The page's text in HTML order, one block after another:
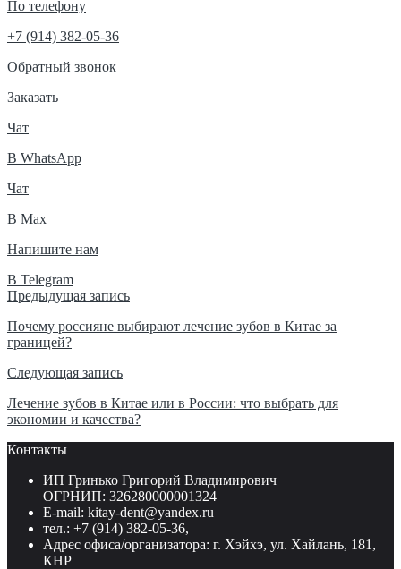
По телефону
+7 (914) 382-05-36
Обратный звонок
Заказать
Чат
В WhatsApp
Чат
В Max
Напишите нам
В Telegram
Навигация
по
записям
Предыдущая запись
Почему россияне выбирают лечение зубов в Китае за
границей?
Следующая запись
Лечение зубов в Китае или в России: что выбрать для
экономии и качества?
Контакты
ИП Гринько Григорий Владимирович
ОГРНИП: 326280000001324
E-mail: kitay-dent@yandex.ru
тел.: +7 (914) 382-05-36,
Адрес офиса/организатора: г. Хэйхэ, ул. Хайлань, 181,
КНР